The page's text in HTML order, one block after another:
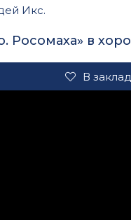
Икс.
Росомаха» в
В